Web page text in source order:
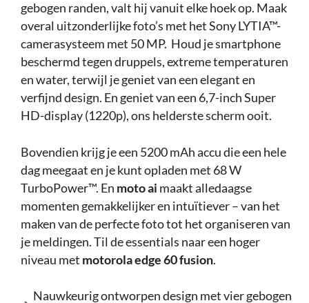
gebogen randen, valt hij vanuit elke hoek op. Maak
overal uitzonderlijke foto’s met het Sony LYTIA™-
camerasysteem met 50 MP. Houd je smartphone
beschermd tegen druppels, extreme temperaturen
en water, terwijl je geniet van een elegant en
verfijnd design. En geniet van een 6,7-inch Super
HD-display (1220p), ons helderste scherm ooit.
Bovendien krijg je een 5200 mAh accu die een hele
dag meegaat en je kunt opladen met 68 W
TurboPower™. En moto ai maakt alledaagse
momenten gemakkelijker en intuïtiever – van het
maken van de perfecte foto tot het organiseren van
je meldingen. Til de essentials naar een hoger
niveau met motorola edge 60 fusion.
Nauwkeurig ontworpen design met vier gebogen